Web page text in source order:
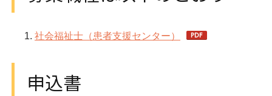
社会福祉士（患者支援センター）
申込書